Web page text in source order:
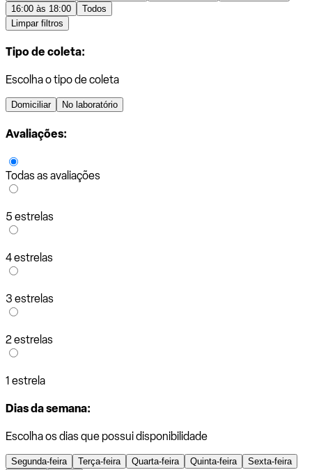
16:00 às 18:00
Todos
Limpar filtros
Tipo de coleta:
Escolha o tipo de coleta
Domiciliar No laboratório
Avaliações:
Todas as avaliações
5 estrelas
4 estrelas
3 estrelas
2 estrelas
1 estrela
Dias da semana:
Escolha os dias que possui disponibilidade
Segunda-feira Terça-feira Quarta-feira Quinta-feira
Sexta-feira